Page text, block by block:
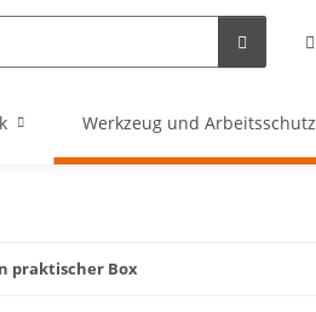
Werkzeug und Arbeitsschutz
praktischer Box